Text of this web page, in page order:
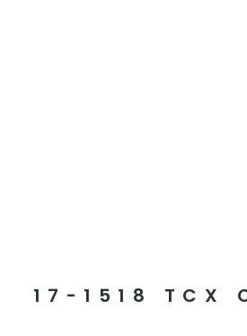
17-1518 TCX